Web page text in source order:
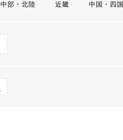
中部・北陸 近畿 中国・四国